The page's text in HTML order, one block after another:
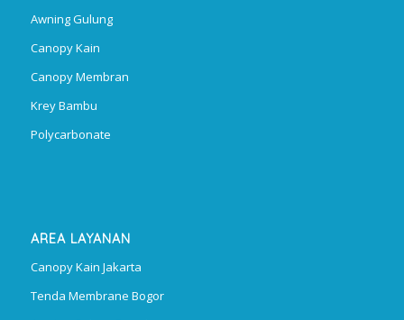
Awning Gulung
Canopy Kain
Canopy Membran
Krey Bambu
Polycarbonate
AREA LAYANAN
Canopy Kain Jakarta
Tenda Membrane Bogor